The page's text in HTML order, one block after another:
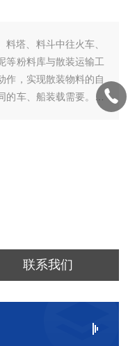
塔、料斗中往火车、
等粉料库与散装运输工
作，实现散装物料的自
的车、船装载需要。水
联系我们